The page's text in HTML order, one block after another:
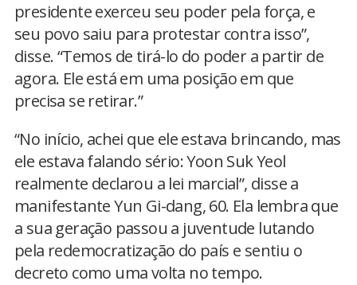
presidente exerceu seu poder pela força, e
seu povo saiu para protestar contra isso”,
disse. “Temos de tirá-lo do poder a partir de
agora. Ele está em uma posição em que
precisa se retirar.”
“No início, achei que ele estava brincando, mas
ele estava falando sério: Yoon Suk Yeol
realmente declarou a lei marcial”, disse a
manifestante Yun Gi-dang, 60. Ela lembra que
a sua geração passou a juventude lutando
pela redemocratização do país e sentiu o
decreto como uma volta no tempo.